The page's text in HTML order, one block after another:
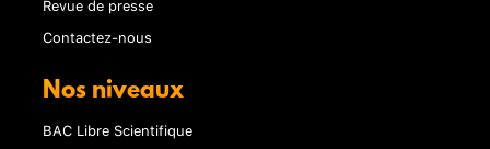
Contactez-nous
Nos niveaux
BAC Libre Scientifique